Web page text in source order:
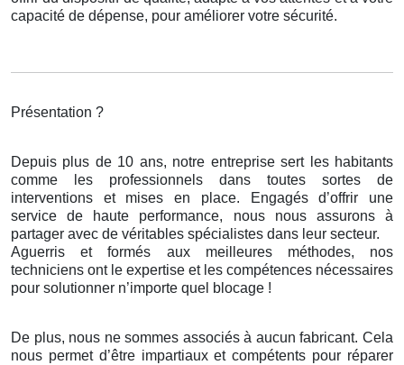
capacité de dépense, pour améliorer votre sécurité.
Présentation ?
Depuis plus de 10 ans, notre entreprise sert les habitants
comme les professionnels dans toutes sortes de
interventions et mises en place. Engagés d’offrir une
service de haute performance, nous nous assurons à
partager avec de véritables spécialistes dans leur secteur.
Aguerris et formés aux meilleures méthodes, nos
techniciens ont le expertise et les compétences nécessaires
pour solutionner n’importe quel blocage !
De plus, nous ne sommes associés à aucun fabricant. Cela
nous permet d’être impartiaux et compétents pour réparer